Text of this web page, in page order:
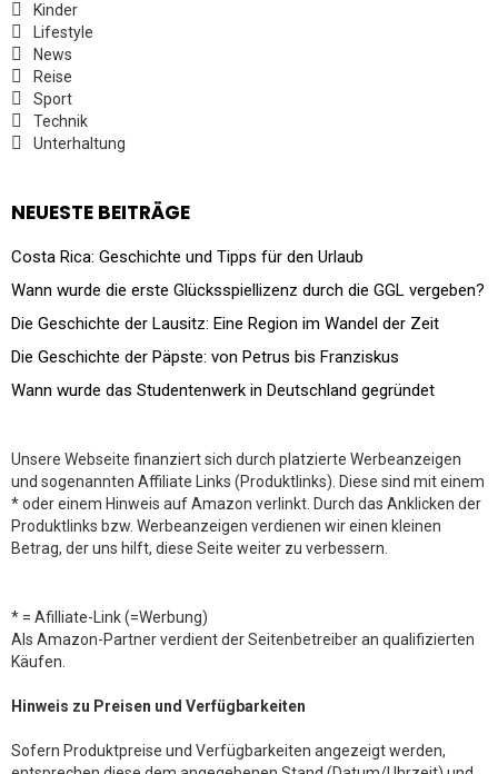
Kinder
Lifestyle
News
Reise
Sport
Technik
Unterhaltung
NEUESTE BEITRÄGE
Costa Rica: Geschichte und Tipps für den Urlaub
Wann wurde die erste Glücksspiellizenz durch die GGL vergeben?
Die Geschichte der Lausitz: Eine Region im Wandel der Zeit
Die Geschichte der Päpste: von Petrus bis Franziskus
Wann wurde das Studentenwerk in Deutschland gegründet
Unsere Webseite finanziert sich durch platzierte Werbeanzeigen
und sogenannten Affiliate Links (Produktlinks). Diese sind mit einem
* oder einem Hinweis auf Amazon verlinkt. Durch das Anklicken der
Produktlinks bzw. Werbeanzeigen verdienen wir einen kleinen
Betrag, der uns hilft, diese Seite weiter zu verbessern.
* = Afilliate-Link (=Werbung)
Als Amazon-Partner verdient der Seitenbetreiber an qualifizierten
Käufen.
Hinweis zu Preisen und Verfügbarkeiten
Sofern Produktpreise und Verfügbarkeiten angezeigt werden,